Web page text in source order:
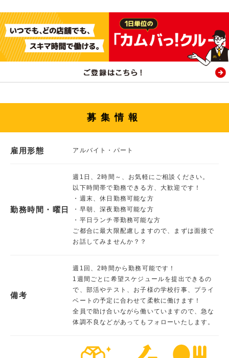
募集情報
雇用形態 アルバイト・パート
勤務時間・曜日
週1日、2時間～、お気軽にご相談ください。
以下時間帯で勤務できる方、大歓迎です！
・週末、休日勤務可能な方
・早朝、深夜勤務可能な方
・平日ランチ帯勤務可能な方
ご都合に最大限配慮しますので、まずは面接で
お話してみませんか？？
備考
週1回、2時間から勤務可能です！
1週間ごとに希望スケジュールを提出できるの
で、部活やテスト、お子様の学校行事、プライ
ベートの予定に合わせて柔軟に働けます！
全員で助け合いながら働いていますので、急な
体調不良などがあってもフォローいたします。